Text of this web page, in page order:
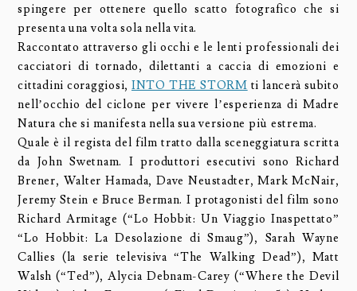
spingere per ottenere quello scatto fotografico che si
presenta una volta sola nella vita.
Raccontato attraverso gli occhi e le lenti professionali dei
cacciatori di tornado, dilettanti a caccia di emozioni e
cittadini coraggiosi, INTO THE STORM ti lancerà subito
nell’occhio del ciclone per vivere l’esperienza di Madre
Natura che si manifesta nella sua versione più estrema.
Quale è il regista del film tratto dalla sceneggiatura scritta
da John Swetnam. I produttori esecutivi sono Richard
Brener, Walter Hamada, Dave Neustadter, Mark McNair,
Jeremy Stein e Bruce Berman. I protagonisti del film sono
Richard Armitage (“Lo Hobbit: Un Viaggio Inaspettato”
“Lo Hobbit: La Desolazione di Smaug”), Sarah Wayne
Callies (la serie televisiva “The Walking Dead”), Matt
Walsh (“Ted”), Alycia Debnam-Carey (“Where the Devil